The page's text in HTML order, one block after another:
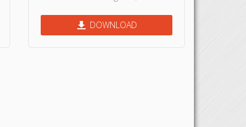
DOWNLOAD